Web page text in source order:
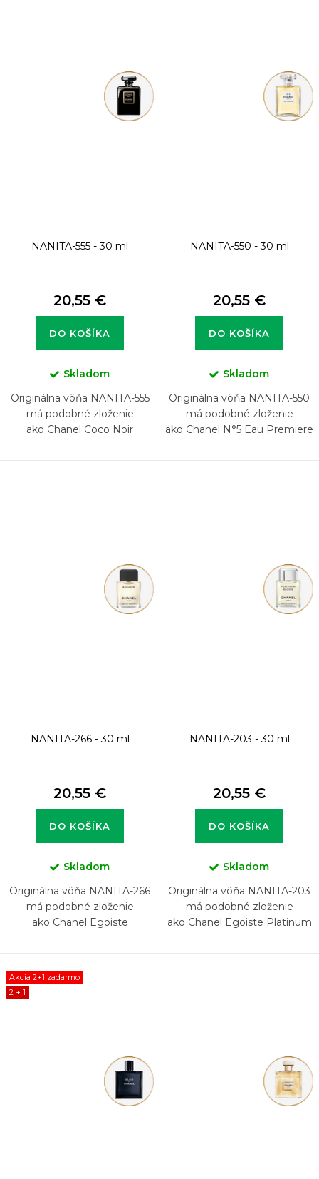
NANITA-555 - 30 ml
20,55 €
DO KOŠÍKA
Skladom
Originálna vôňa NANITA-555
má podobné zloženie
ako Chanel Coco Noir
NANITA-550 - 30 ml
20,55 €
DO KOŠÍKA
Skladom
Originálna vôňa NANITA-550
má podobné zloženie
ako Chanel N°5 Eau Premiere
NANITA-266 - 30 ml
20,55 €
DO KOŠÍKA
Skladom
Originálna vôňa NANITA-266
má podobné zloženie
ako Chanel Egoiste
NANITA-203 - 30 ml
20,55 €
DO KOŠÍKA
Skladom
Originálna vôňa NANITA-203
má podobné zloženie
ako Chanel Egoiste Platinum
Akcia 2+1 zadarmo
2 + 1